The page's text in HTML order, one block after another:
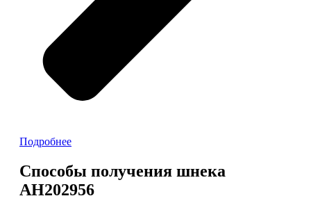
Подробнее
Способы получения шнека
AH202956